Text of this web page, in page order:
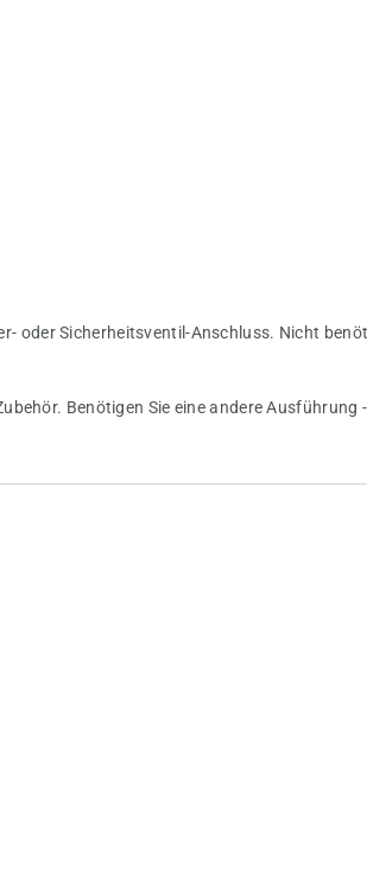
oder Sicherheitsventil-Anschluss. Nicht
Benötigen Sie eine andere Ausführung